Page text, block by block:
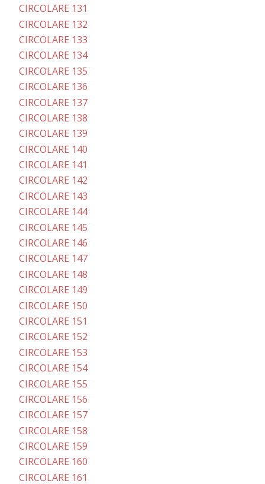
CIRCOLARE 131
CIRCOLARE 132
CIRCOLARE 133
CIRCOLARE 134
CIRCOLARE 135
CIRCOLARE 136
CIRCOLARE 137
CIRCOLARE 138
CIRCOLARE 139
CIRCOLARE 140
CIRCOLARE 141
CIRCOLARE 142
CIRCOLARE 143
CIRCOLARE 144
CIRCOLARE 145
CIRCOLARE 146
CIRCOLARE 147
CIRCOLARE 148
CIRCOLARE 149
CIRCOLARE 150
CIRCOLARE 151
CIRCOLARE 152
CIRCOLARE 153
CIRCOLARE 154
CIRCOLARE 155
CIRCOLARE 156
CIRCOLARE 157
CIRCOLARE 158
CIRCOLARE 159
CIRCOLARE 160
CIRCOLARE 161